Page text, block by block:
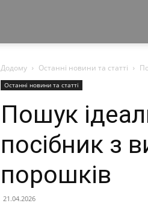
Додому Останні новини та статті
Останні новини та статті
Пошук
посібник з
порошків
21.04.2026